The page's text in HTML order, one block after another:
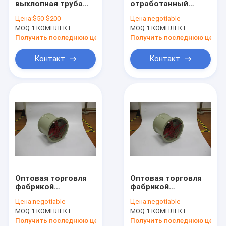
Взрывозащищенный дневной свет
Жароустойчивое аварийное освещение
Жароустойчивые пульты управления
Взрывозащищенные штепсельная вилка и гнездо
Взрывозащищенный отработанный вентилятор
Взрывозащищенные света сигнала тревоги
Бывшая железа кабеля доказательства
выхлопная труба
Материал
взрывостойкий
промышленный
осевые фан
Цена:$50-$200
MOQ:1 КОМПЛЕКТ
Получить последнюю цену
Контакт
отработанный
тип Аксиальный
вентилятор потока
Промышленный
отработанный
CFM1800-10800m3
Цена:negotiable
MOQ:1 КОМПЛЕКТ
Получить последнюю цену
Контакт
Оптовая торговля
фабрикой
ATEX
взрывозащищенный
осевой вентилятор
Цена:negotiable
MOQ:1 КОМПЛЕКТ
Получить последнюю цену
Оптовая торговля
фабрикой
ATEX
взрывозащищенный
осевой вентилятор
Цена:negotiable
MOQ:1 КОМПЛЕКТ
Получить последнюю цену